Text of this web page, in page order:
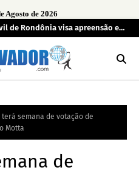
Agosto de 2026
de Rondônia visa apreensão e
terá semana de votação de
Motta
de